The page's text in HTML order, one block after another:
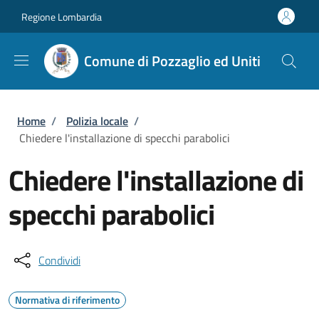
Regione Lombardia
Comune di Pozzaglio ed Uniti
Briciole di pane
Home / Polizia locale /
Chiedere l'installazione di specchi parabolici
Chiedere l'installazione di
specchi parabolici
Condividi
Normativa di riferimento